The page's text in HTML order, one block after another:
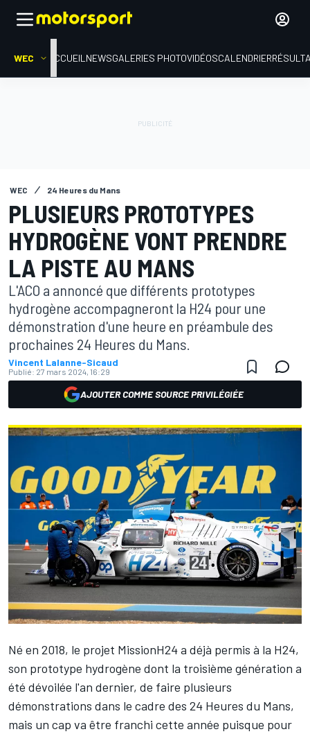
WEC ACCUEIL NEWSGALERIES PHOTOVIDÉOSCALENDRIER
WEC 24 Heures du Mans
PLUSIEURS PROTOTYPES
HYDROGÈNE VONT PRENDRE
LA PISTE AU MANS
L'ACO a annoncé que différents prototypes
hydrogène accompagneront la H24 pour une
démonstration d'une heure en préambule des
prochaines 24 Heures du Mans.
Vincent Lalanne-Sicaud
Publié: 27 mars 2024, 16:29
AJOUTER COMME SOURCE PRIVILÉGIÉE
Né en 2018, le projet MissionH24 a déjà permis à la H24,
son prototype hydrogène dont la troisième génération a
été dévoilée l'an dernier, de faire plusieurs
démonstrations dans le cadre des 24 Heures du Mans,
mais un cap va être franchi cette année puisque pour